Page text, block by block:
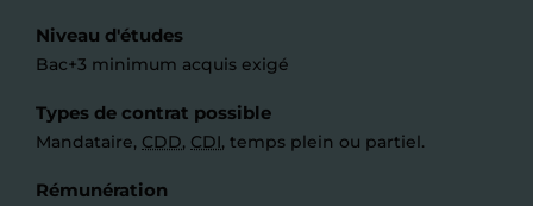
Niveau d'études
Bac+3 minimum acquis exigé
Types de contrat possible
Mandataire, CDD, CDI, temps plein ou partiel.
Rémunération